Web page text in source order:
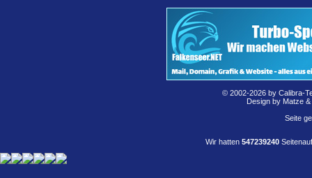
© 2002-2026 by Calibra-
Design by Matze
Seite
Wir hatten 547239240